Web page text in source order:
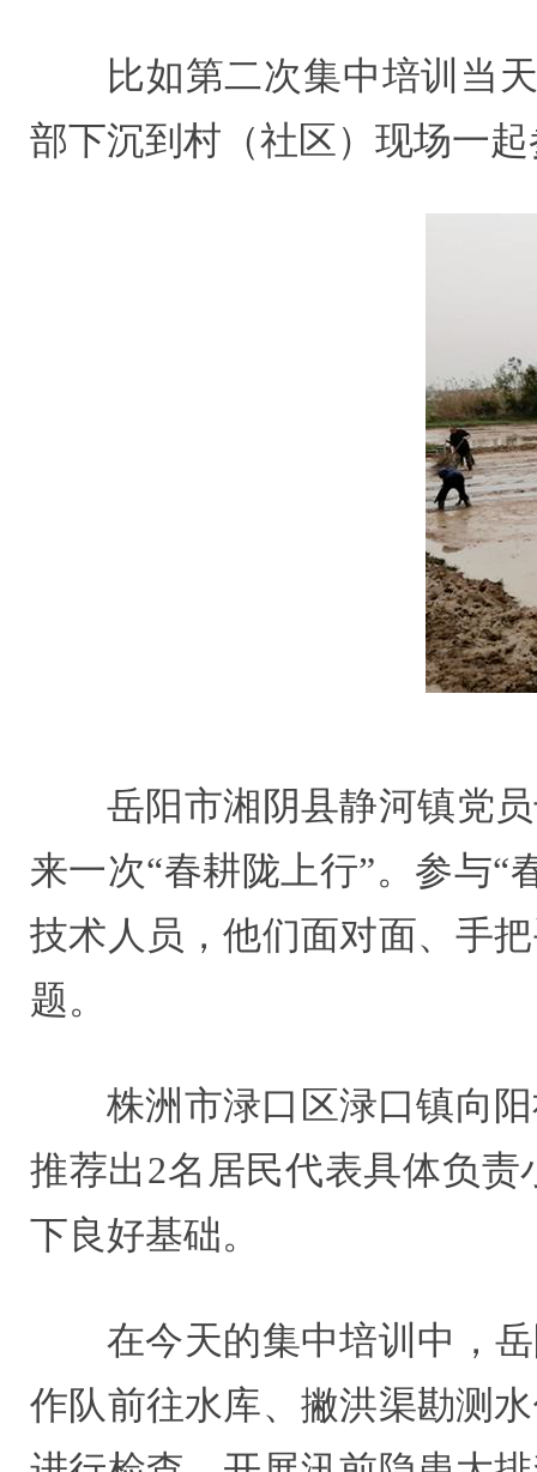
比如第二次集中培训当
部下沉到村（社区）现场一
岳阳市湘阴县静河镇党
来一次“春耕陇上行”。参与
技术人员，他们面对面、手
题。
株洲市渌口区渌口镇向
推荐出2名居民代表具体负
下良好基础。
在今天的集中培训中，
作队前往水库、撇洪渠勘测